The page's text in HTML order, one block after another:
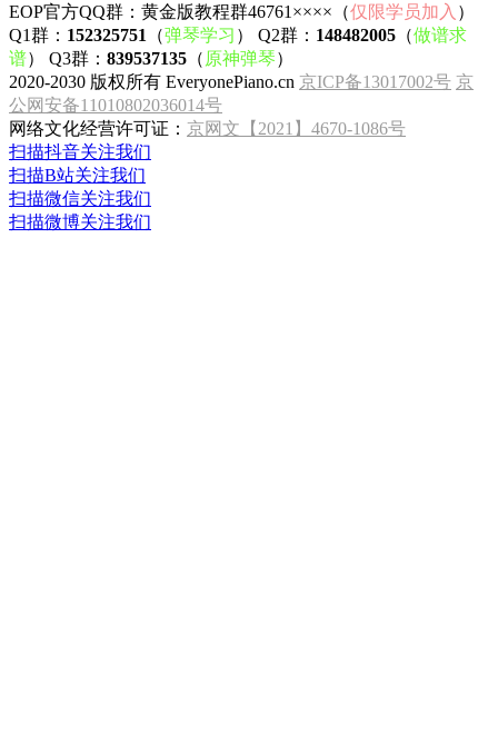
EOP官方QQ群：黄金版教程群46761××××（仅限学员加入 ）
Q1群： 152325751 （弹琴学习 ） Q2群： 148482005 （做谱求
谱） Q3群： 839537135 （ 原神弹琴）
2020-2030 版权所有 EveryonePiano.cn 京ICP备13017002号 京
公网安备11010802036014号
网络文化经营许可证： 京网文【2021】4670-1086号
扫描抖音关注我们
扫描B站关注我们
扫描微信关注我们
扫描微博关注我们